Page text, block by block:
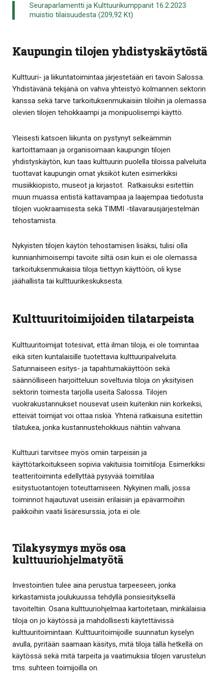
Seuraparlamentti ja Kulttuurikumppanit 16.2.2023
muistio tilaisuudesta (209,92 Kt)
Kaupungin tilojen yhdistyskäytöstä
Kulttuuri- ja liikuntatoimintaa järjestetään eri tavoin Salossa.
Yhdistävänä tekijänä on vahva yhteistyö kolmannen sektorin
kanssa sekä tarve tarkoituksenmukaisiin tiloihin ja olemassa
olevien tilojen tehokkaampi ja monipuolisempi käyttö.
Yleisesti katsoen liikunta on pystynyt selkeämmin
kartoittamaan ja organisoimaan kaupungin tilojen
yhdistyskäytön, kun taas kulttuurin puolella tiloissa palveluita
tuottavat kaupungin omat yksiköt kuten esimerkiksi
musiikkiopisto, museot ja kirjastot. Ratkaisuksi esitettiin
muun muassa entistä kattavampaa ja laajempaa tiedotusta
tilojen vuokraamisesta sekä TIMMI -tilavarausjärjestelmän
tehostamista.
Nykyisten tilojen käytön tehostamisen lisäksi, tulisi olla
kunnianhimoisempi tavoite siltä osin kuin ei ole olemassa
tarkoituksenmukaisia tiloja tiettyyn käyttöön, oli kyse
jäähallista tai kulttuurikeskuksesta.
Kulttuuritoimijoiden tilatarpeista
Kulttuuritoimijat totesivat, että ilman tiloja, ei ole toimintaa
eikä siten kuntalaisille tuotettavia kulttuuripalveluita.
Satunnaiseen esitys- ja tapahtumakäyttöön sekä
säännölliseen harjoitteluun soveltuvia tiloja on yksityisen
sektorin toimesta tarjolla useita Salossa. Tilojen
vuokrakustannukset nousevat usein kuitenkin niin korkeiksi,
etteivät toimijat voi ottaa riskiä. Yhtenä ratkaisuna esitettiin
tilatukea, jonka kustannustehokkuus nähtiin vahvana.
Kulttuuri tarvitsee myös omiin tarpeisiin ja
käyttötarkoitukseen sopivia vakituisia toimitiloja. Esimerkiksi
teatteritoiminta edellyttää pysyvää toimitilaa
esitystuotantojen toteuttamiseen. Nykyinen malli, jossa
toiminnot hajautuvat useisiin erilaisiin ja epävarmoihin
paikkoihin vaatii lisäresurssia, jota ei ole.
Tilakysymys myös osa
kulttuuriohjelmatyötä
Investointien tulee aina perustua tarpeeseen, jonka
kirkastamista joulukuussa tehdyllä ponsiesityksellä
tavoiteltiin. Osana kulttuuriohjelmaa kartoitetaan, minkälaisia
tiloja on jo käytössä ja mahdollisesti käytettävissä
kulttuuritoimintaan. Kulttuuritoimijoille suunnatun kyselyn
avulla, pyritään saamaan käsitys, mitä tiloja tällä hetkellä on
käytössä sekä mitä tarpeita ja vaatimuksia tilojen varustelun
tms. suhteen toimijoilla on.